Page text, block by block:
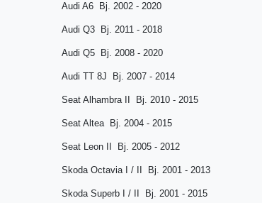
Audi A6 Bj. 2002 - 2020
Audi Q3 Bj. 2011 - 2018
Audi Q5 Bj. 2008 - 2020
Audi TT 8J Bj. 2007 - 2014
Seat Alhambra II Bj. 2010 - 2015
Seat Altea Bj. 2004 - 2015
Seat Leon II Bj. 2005 - 2012
Skoda Octavia I / II Bj. 2001 - 2013
Skoda Superb I / II Bj. 2001 - 2015